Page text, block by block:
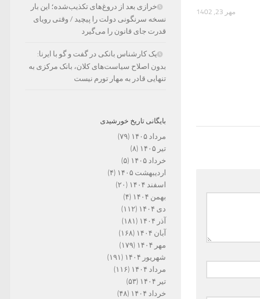
مهر 23, 1402
خرازی بعد از دروغ‌های تکذیب‌شده؛ این بار
نسخه سرنگونی دولت را پیچید / وقتی رویای
قدرت جای قانون را می‌گیرد
یک کارشناس بانکی در گفت و گو با ایرنا:
بدون اصلاح سیاست‌های کلان، بانک مرکزی به
تنهایی قادر به مهار تورم نیست
بایگانی تاریخ خورشیدی
مرداد ۱۴۰۵
(۷۹)
تیر ۱۴۰۵
(۸)
خرداد ۱۴۰۵
(۵)
اردیبهشت ۱۴۰۵
(۴)
اسفند ۱۴۰۴
(۲۰)
بهمن ۱۴۰۴
(۴)
دی ۱۴۰۴
(۱۱۲)
آذر ۱۴۰۴
(۱۸۱)
آبان ۱۴۰۴
(۱۶۸)
مهر ۱۴۰۴
(۱۷۹)
شهریور ۱۴۰۴
(۱۹۱)
مرداد ۱۴۰۴
(۱۱۶)
تیر ۱۴۰۴
(۵۳)
خرداد ۱۴۰۴
(۴۸)